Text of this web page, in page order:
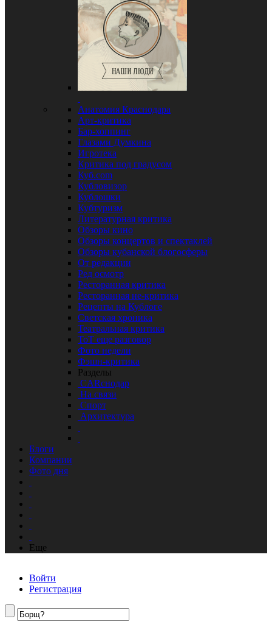
Анатомия Краснодара
Арт-критика
Бар-хоппинг
Глазами Думкина
Игротека
Критика под градусом
Куб.com
Кубловизор
Кублошки
Кубтуризм
Литературная критика
Обзоры кино
Обзоры концертов и спектаклей
Обзоры кубанской блогосферы
От редакции
Ред осмотр
Ресторанная критика
Ресторанная не-критика
Рецепты на Кублоге
Светская хроника
Театральная критика
ТоТ еще разговор
Фото недели
Фэшн-критика
Разделы
CARснодар
На связи
Спорт
Архитектура
Блоги
Компании
Фото дня
Еще
Войти
Регистрация